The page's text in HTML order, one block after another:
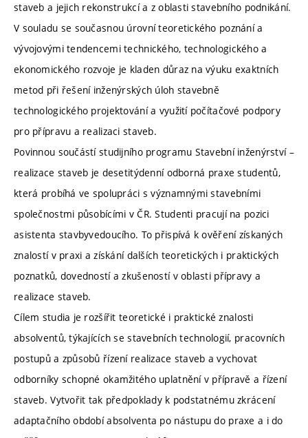
staveb a jejich rekonstrukcí a z oblasti stavebního podnikání.
V souladu se současnou úrovní teoretického poznání a
vývojovými tendencemi technického, technologického a
ekonomického rozvoje je kladen důraz na výuku exaktních
metod při řešení inženýrských úloh stavebně
technologického projektování a využití počítačové podpory
pro přípravu a realizaci staveb.
Povinnou součástí studijního programu Stavební inženýrství –
realizace staveb je desetitýdenní odborná praxe studentů,
která probíhá ve spolupráci s významnými stavebními
společnostmi působícími v ČR. Studenti pracují na pozici
asistenta stavbyvedoucího. To přispívá k ověření získaných
znalostí v praxi a získání dalších teoretických i praktických
poznatků, dovedností a zkušeností v oblasti přípravy a
realizace staveb.
Cílem studia je rozšířit teoretické i praktické znalosti
absolventů, týkajících se stavebních technologií, pracovních
postupů a způsobů řízení realizace staveb a vychovat
odborníky schopné okamžitého uplatnění v přípravě a řízení
staveb. Vytvořit tak předpoklady k podstatnému zkrácení
adaptačního období absolventa po nástupu do praxe a i do